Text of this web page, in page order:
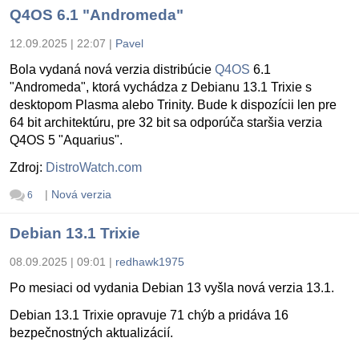
Q4OS 6.1 "Andromeda"
12.09.2025 | 22:07 | Pavel
Bola vydaná nová verzia distribúcie Q4OS 6.1
"Andromeda", ktorá vychádza z Debianu 13.1 Trixie s
desktopom Plasma alebo Trinity. Bude k dispozícii len pre
64 bit architektúru, pre 32 bit sa odporúča staršia verzia
Q4OS 5 "Aquarius".
Zdroj: DistroWatch.com
6 | Nová verzia
Debian 13.1 Trixie
08.09.2025 | 09:01 | redhawk1975
Po mesiaci od vydania Debian 13 vyšla nová verzia 13.1.
Debian 13.1 Trixie opravuje 71 chýb a pridáva 16
bezpečnostných aktualizácií.